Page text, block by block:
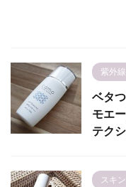
紫外
ベタ
モエ
テク
スキ